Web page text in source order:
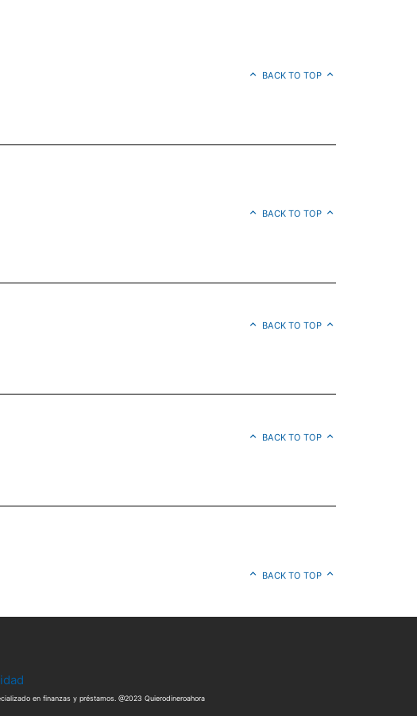
BACK TO TOP
BACK TO TOP
BACK TO TOP
BACK TO TOP
BACK TO TOP
en finanzas y préstamos. @2023 Quierodineroahora